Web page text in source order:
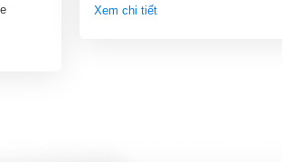
Xem chi tiết